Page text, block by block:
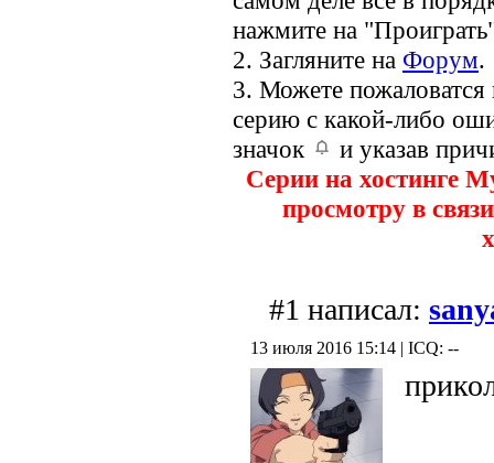
нажмите на
2. Загляните на Форум.
3. Можете
серию с какой-либо
значок
и указав
Серии на хостинге
просмотру в
#1 написал:
13 июля 2016 15:14 | ICQ: --